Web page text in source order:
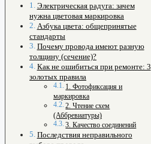
Электрическая радуга: зачем
нужна цветовая маркировка
Азбука цвета: общепринятые
стандарты
Почему провода имеют разную
толщину (сечение)?
Как не ошибиться при ремонте: 3
золотых правила
1. Фотофиксация и
маркировка
2. Чтение схем
(Аббревиатуры)
3. Качество соединений
Последствия неправильного